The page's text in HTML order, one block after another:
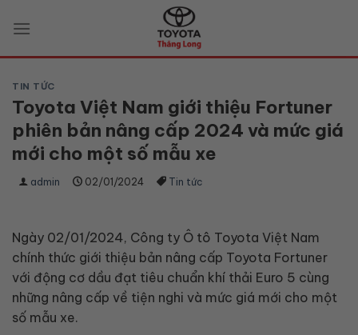
TIN TỨC
Toyota Việt Nam giới thiệu Fortuner
phiên bản nâng cấp 2024 và mức giá
mới cho một số mẫu xe
admin 02/01/2024 Tin tức
Ngày 02/01/2024, Công ty Ô tô Toyota Việt Nam
chính thức giới thiệu bản nâng cấp Toyota Fortuner
với động cơ dầu đạt tiêu chuẩn khí thải Euro 5 cùng
những nâng cấp về tiện nghi và mức giá mới cho một
số mẫu xe.